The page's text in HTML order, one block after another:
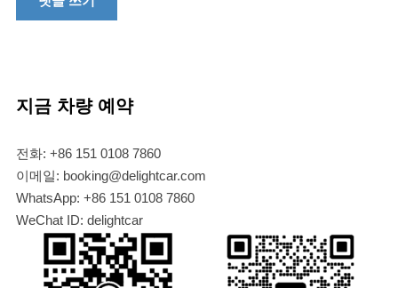
지금 차량 예약
전화: +86 151 0108 7860
이메일: booking@delightcar.com
WhatsApp: +86 151 0108 7860
WeChat ID: delightcar